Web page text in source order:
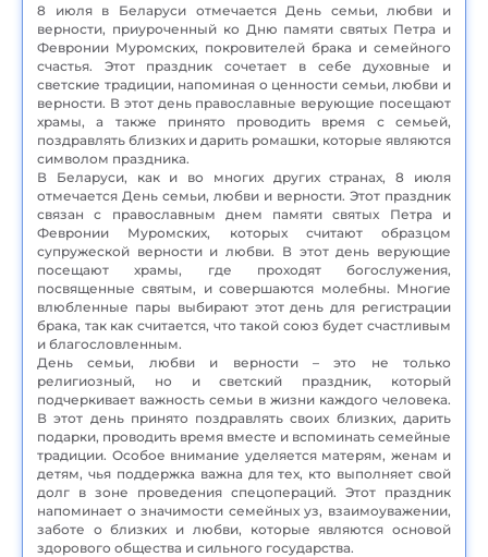
8 июля в Беларуси отмечается День семьи, любви и
верности, приуроченный ко Дню памяти святых Петра и
Февронии Муромских, покровителей брака и семейного
счастья. Этот праздник сочетает в себе духовные и
светские традиции, напоминая о ценности семьи, любви и
верности. В этот день православные верующие посещают
храмы, а также принято проводить время с семьей,
поздравлять близких и дарить ромашки, которые являются
символом праздника.
В Беларуси, как и во многих других странах, 8 июля
отмечается День семьи, любви и верности. Этот праздник
связан с православным днем памяти святых Петра и
Февронии Муромских, которых считают образцом
супружеской верности и любви. В этот день верующие
посещают храмы, где проходят богослужения,
посвященные святым, и совершаются молебны. Многие
влюбленные пары выбирают этот день для регистрации
брака, так как считается, что такой союз будет счастливым
и благословленным.
День семьи, любви и верности – это не только
религиозный, но и светский праздник, который
подчеркивает важность семьи в жизни каждого человека.
В этот день принято поздравлять своих близких, дарить
подарки, проводить время вместе и вспоминать семейные
традиции. Особое внимание уделяется матерям, женам и
детям, чья поддержка важна для тех, кто выполняет свой
долг в зоне проведения спецопераций. Этот праздник
напоминает о значимости семейных уз, взаимоуважении,
заботе о близких и любви, которые являются основой
здорового общества и сильного государства.